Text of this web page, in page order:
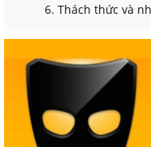
6. Thách thức và